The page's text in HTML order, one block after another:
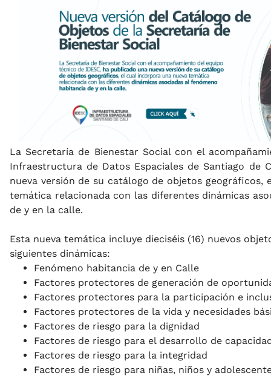
La Secretaría de Bienestar Social con el
Infraestructura de Datos Espaciales de Santiago de
nueva versión de su catálogo de objetos geográficos,
temática relacionada con las diferentes dinámicas
de y en la calle.
Esta nueva temática incluye dieciséis (16) nuevos
siguientes dinámicas:
Fenómeno habitancia de y en Calle
Factores protectores de generación de
Factores protectores para la participación e
Factores protectores de la vida y necesidades
Factores de riesgo para la dignidad
Factores de riesgo para el desarrollo de
Factores de riesgo para la integridad
Factores de riesgo para niñas, niños y